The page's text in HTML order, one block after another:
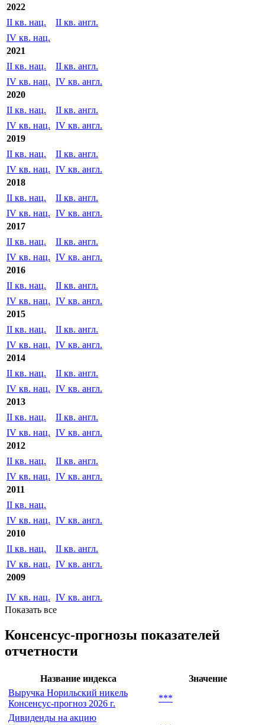
2023
II кв. нац.
II кв. англ.
IV кв. нац.
2022
II кв. нац.
II кв. англ.
IV кв. нац.
2021
II кв. нац.
II кв. англ.
IV кв. нац.
IV кв. англ.
2020
II кв. нац.
II кв. англ.
IV кв. нац.
IV кв. англ.
2019
II кв. нац.
II кв. англ.
IV кв. нац.
IV кв. англ.
2018
II кв. нац.
II кв. англ.
IV кв. нац.
IV кв. англ.
2017
II кв. нац.
II кв. англ.
IV кв. нац.
IV кв. англ.
2016
II кв. нац.
II кв. англ.
IV кв. нац.
IV кв. англ.
2015
II кв. нац.
II кв. англ.
IV кв. нац.
IV кв. англ.
2014
II кв. нац.
II кв. англ.
IV кв. нац.
IV кв. англ.
2013
II кв. нац.
II кв. англ.
IV кв. нац.
IV кв. англ.
2012
II кв. нац.
IV кв. нац.
IV кв. англ.
2011
II кв. нац.
IV кв. нац.
IV кв. англ.
2010
IV кв. нац. IV кв. англ.
IV кв. нац. IV кв. англ.
Показать все
Консенсус-прогнозы показателей
отчетности
Название индекса